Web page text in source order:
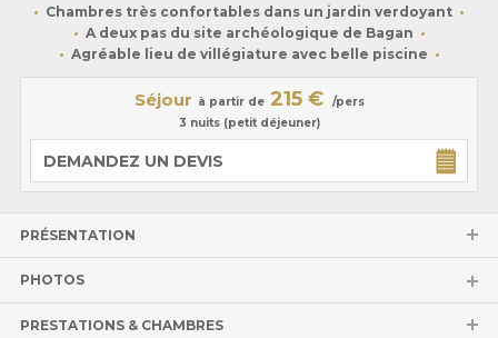
Chambres très confortables dans un jardin verdoyant
A deux pas du site archéologique de Bagan
Agréable lieu de villégiature avec belle piscine
Séjour à partir de 215 €
/pers
3 nuits (petit déjeuner)
DEMANDEZ UN DEVIS
PRÉSENTATION
PHOTOS
PRESTATIONS & CHAMBRES